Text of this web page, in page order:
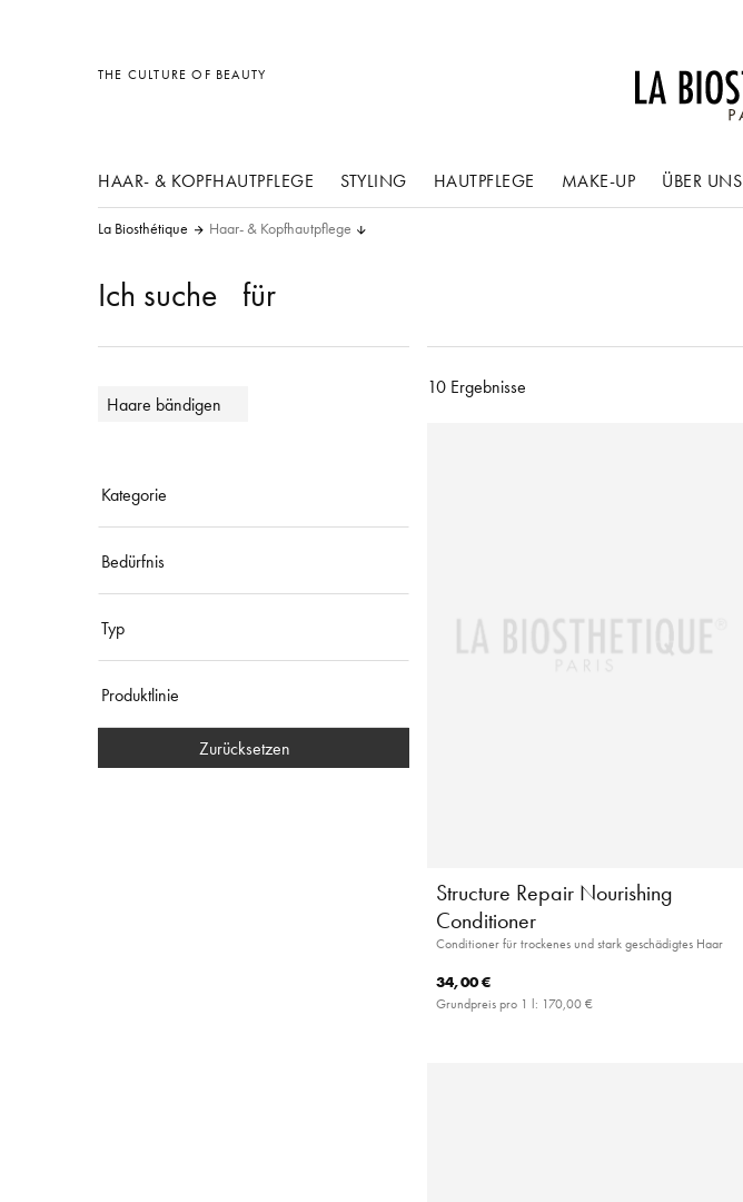
THE CULTURE OF BEAUTY
HAAR- & KOPFHAUTPFLEGE STYLING
Sonstiges
HAUTPFLEGE MAKE-UP ÜBER UNS
La Biosthétique Haar- & Kopfhautpflege
Ich suche für
Haare bändigen
Kategorie
Bedürfnis
Typ
Produktlinie
Zurücksetzen
10 Ergebnisse
Structure Repair Nourishing
Conditioner
Conditioner für trockenes und stark geschädigtes Haar
34,00 €
Grundpreis pro 1 l: 170,00 €